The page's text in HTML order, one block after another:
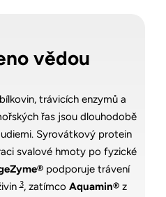
vědou
trávicích enzymů a
řas jsou dlouhodobě
Syrovátkový protein
svalové hmoty po fyzické
podporuje trávení
3, zatímco Aquamin®z